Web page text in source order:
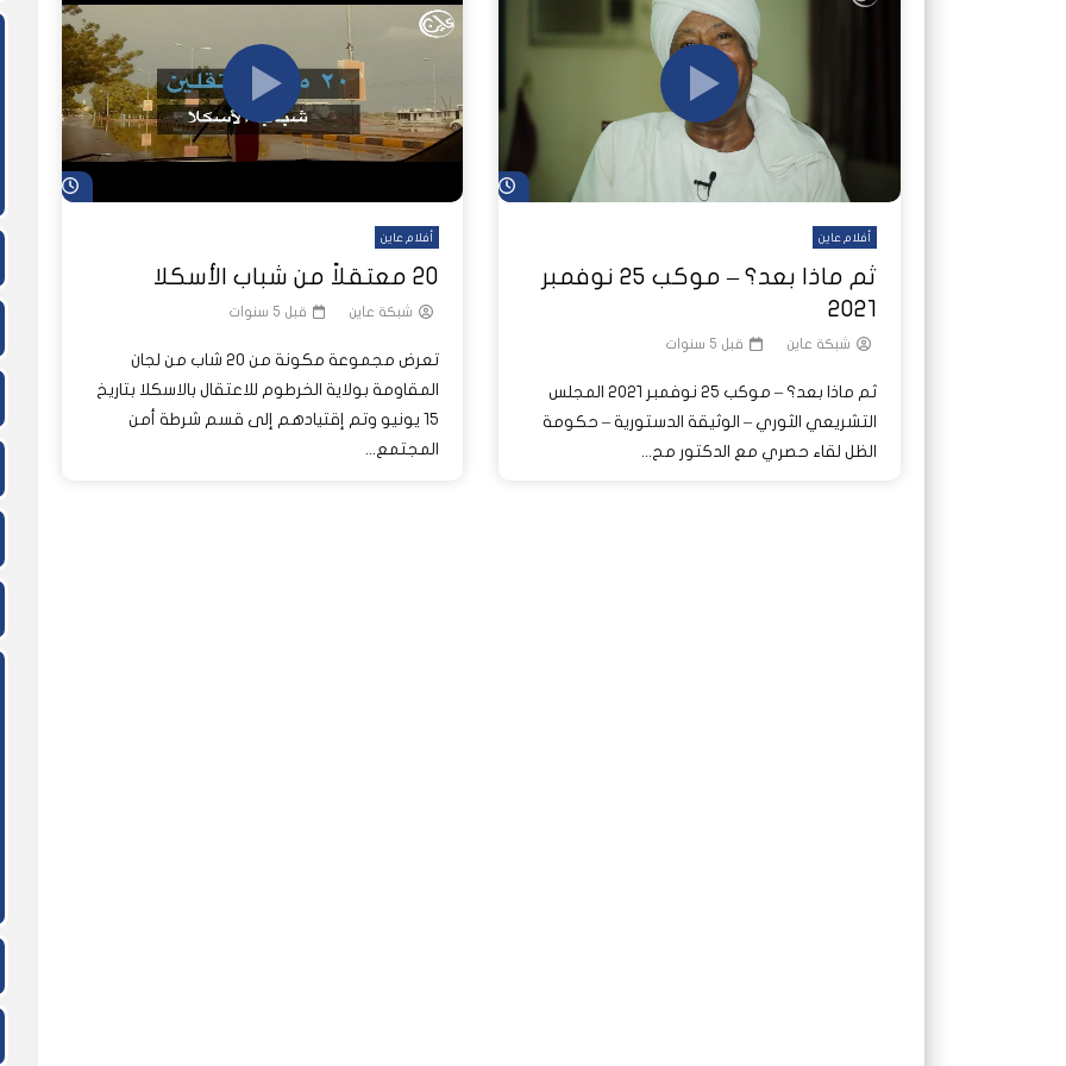
عملتان وتطبيق مصرفي واحد.. كيف
تشظى النظام المصرفي في حرب
تصدر الدول العربية.. كيف دفعت الحرب
ديون السودان إلى ذروتها؟
نشرة أخبار عاين الأسبوعية
عملتان وتطبيق مصرفي واحد.. كيف
تشظى النظام المصرفي في حرب
شاهد لاحقاً
هجمات المسيرات تضع ملايين السودانيين
على خطوط النار والجوع
جروحٌ لا تُرى.. حرب السودان تمتد إلى
الصحة النفسية للملايين
أفلام عاين
ثم ماذا بعد؟ – موكب ٢٥ نوفمبر
٢٠٢١
شبكة عاين قبل 5 سنوات
ثم ماذا بعد؟ – موكب ٢٥ نوفمبر ٢٠٢١ المجلس
التشريعي الثوري – الوثيقة الدستورية – حكومة
الظل لقاء حصري مع الدكتور مح...
شاهد
أفلام عاين
20 معتقلاً من شباب الأسكلا
شبكة عاين قبل 5 سنوات
تعرض مجموعة مكونة من 20 شاب من لجان
المقاومة بولاية الخرطوم للاعتقال بالاسكلا بتاريخ
15 يونيو وتم إقتيادهم إلى قسم شرطة أمن
المجتمع...